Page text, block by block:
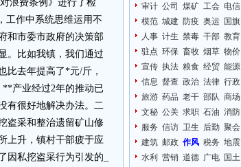
浪费条例》进行了检
工作中系统思维运用不
和市委市政府的决策部
。比如我镇，我们通过
比去年提高了*元/斤，
产业经过2年的推动已
有很好地解决办法。二
盗采和整治遗留矿山修
上升，镇村干部疲于应
私挖盗采行为引发的_
审计 公司 煤矿 工会 电信
模范 城建 防疫 奥运 国旗
人事 计生 禁毒 干部 教育
驻点 环保 畜牧 烟草 物价
宣传 执法 粮食 经贸 能源
信息 督查 政治 法律 行政
旅游 药品 老干 部队 商场
文秘 公关 求职 石油 消防
服务 信访 卫生 后勤 聚会
建筑 邮政 作风 税务 地震
水利
营销 道德 广电 国土